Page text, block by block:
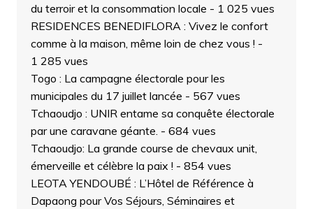
du terroir et la consommation locale - 1 025 vues
RESIDENCES BENEDIFLORA : Vivez le confort
comme à la maison, même loin de chez vous ! -
1 285 vues
Togo : La campagne électorale pour les
municipales du 17 juillet lancée - 567 vues
Tchaoudjo : UNIR entame sa conquête électorale
par une caravane géante. - 684 vues
Tchaoudjo: La grande course de chevaux unit,
émerveille et célèbre la paix ! - 854 vues
LEOTA YENDOUBÉ : L’Hôtel de Référence à
Dapaong pour Vos Séjours, Séminaires et